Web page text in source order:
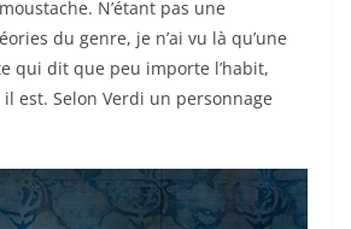
N’étant pas une
du genre, je n’ai vu là qu’une
qui dit que peu importe l’habit,
il est. Selon Verdi un personnage